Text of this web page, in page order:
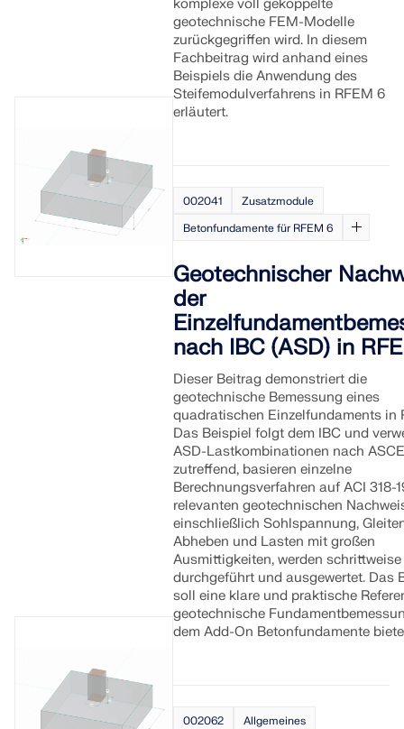
CFD-Software für digitale Windkanäle
Weitere Infos
Dlubal API
API entdecken
FEM für Stahlverbindungen
CBFEM gemäß EN 1993-1-8 und AISC 360, vollständig
integriert in RFEM 6 für schnellere und genauere
Arbeitsabläufe in der Tragwerksplanung.
SUPPORT ERHALTEN
KOSTENLOSE LIZENZ ERHALTEN
Herausforderungen zur Seite.
MIT DEM SUPPORT IN VERBINDUNG TRETEN
Werden Sie Teil eines weltweit führenden Anbieters von
Ingenieursoftware und bringen Sie Ihre Karriere auf ein
OFFENE STELLEN ENTDECKEN
komplexe voll gekoppelte
geotechnische FEM-Modelle
zurückgegriffen wird. In diesem
Fachbeitrag wird anhand eines
Beispiels die Anwendung des
Steifemodulverfahrens in RFEM 6
erläutert.
002041
Zusatzmodule
Betonfundamente für RFEM 6
Geotechnischer
der
nach IBC (ASD) in
Dieser Beitrag demonstriert die
geotechnische Bemessung eines
quadratischen Einzelfundaments in
Das Beispiel folgt dem IBC und
ASD-Lastkombinationen nach
zutreffend, basieren einzelne
Berechnungsverfahren auf ACI 318-
relevanten geotechnischen
einschließlich Sohlspannung,
Abheben und Lasten mit großen
Ausmittigkeiten, werden schrittweise
durchgeführt und ausgewertet. Das
soll eine klare und praktische
geotechnische
dem Add-On Betonfundamente
002062
Allgemeines